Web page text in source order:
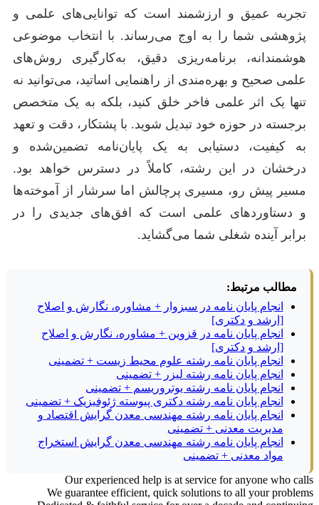
تجربه عمیق و ارزشمند است که توانایی‌های علمی و
پژوهشی شما را به اوج می‌رساند. با انتخاب موضوعی
هوشمندانه، برنامه‌ریزی دقیق، به‌کارگیری روش‌های
علمی صحیح و بهره‌مندی از راهنمایی اساتید، می‌توانید نه
تنها یک اثر علمی فاخر خلق کنید، بلکه به یک متخصص
برجسته در حوزه خود تبدیل شوید. با پشتکار، دقت و تعهد
به کیفیت، دستیابی به یک پایان‌نامه تضمین‌شده و
درخشان در این رشته، کاملاً در دسترس خواهد بود.
مسیر پیش رو، مسیری پرچالش اما سرشار از آموخته‌ها
و دستاوردهای علمی است که افق‌های جدیدی را در
برابر آینده شغلی شما می‌گشاید.
مطالب مرتبط:
انجام پایان نامه در سبزوار + مشاوره، نگارش و اصلاح
[ارشد و دکتری]
انجام پایان نامه در قزوین + مشاوره، نگارش و اصلاح
[ارشد و دکتری]
انجام پایان نامه رشته علوم محیط زیست + تضمینی
انجام پایان نامه رشته لیزر + تضمینی
انجام پایان نامه رشته یوتروریسم + تضمینی
انجام پایان نامه رشته دکتری پیوسته ژئوفیزیک + تضمینی
انجام پایان نامه رشته مهندسی معدن گرایش اقتصاد و
مدیریت معدنی + تضمینی
انجام پایان نامه رشته مهندسی معدن گرایش استخراج
مواد معدنی + تضمینی
Our experienced help is at service for anyone who calls
We guarantee efficient, quick solutions to all your problems